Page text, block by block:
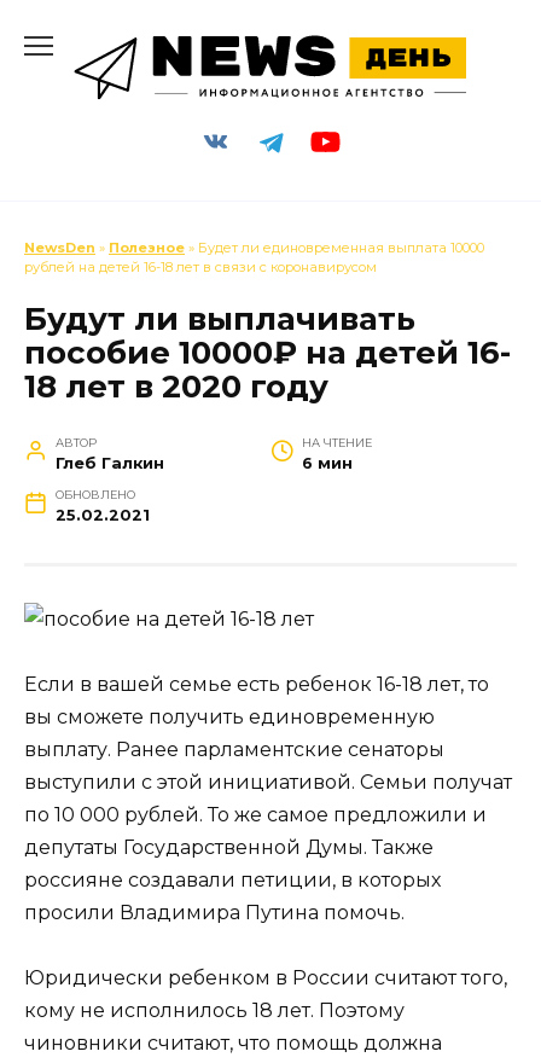
содержанию
NewsDen » Полезное » Будет ли единовременная выплата 10000
рублей на детей 16-18 лет в связи с коронавирусом
Будут ли выплачивать
пособие 10000₽ на детей 16-
18 лет в 2020 году
АВТОР
Глеб Галкин
НА ЧТЕНИЕ
6 мин
ОБНОВЛЕНО
25.02.2021
Если в вашей семье есть ребенок 16-18 лет, то
вы сможете получить единовременную
выплату. Ранее парламентские сенаторы
выступили с этой инициативой. Семьи получат
по 10 000 рублей. То же самое предложили и
депутаты Государственной Думы. Также
россияне создавали петиции, в которых
просили Владимира Путина помочь.
Юридически ребенком в России считают того,
кому не исполнилось 18 лет. Поэтому
чиновники считают, что помощь должна